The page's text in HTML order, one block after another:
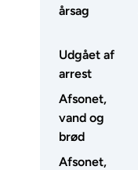
årsag
Udgået af
arrest
Afsonet,
vand og
brød
Afsonet,